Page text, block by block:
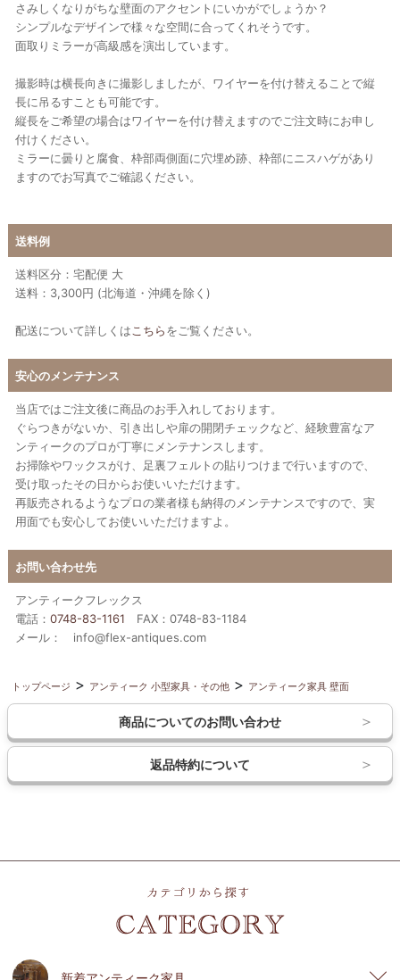
さみしくなりがちな壁面のアクセントにいかがでしょうか？
シンプルなデザインで様々な空間に合ってくれそうです。
面取りミラーが高級感を演出しています。
撮影時は横長向きに撮影しましたが、ワイヤーを付け替えることで縦
長に吊るすことも可能です。
縦長をご希望の場合はワイヤーを付け替えますのでご注文時にお申し
付けください。
ミラーに曇りと腐食、枠部両側面に穴埋め跡、枠部にニスハゲがあり
ますのでお写真でご確認ください。
送料例
送料区分：宅配便 大
送料：3,300円 (北海道・沖縄を除く)
配送について詳しくは こちらをご覧ください。
安心のメンテナンス
当店ではご注文後に商品のお手入れしております。
ぐらつきがないか、引き出しや扉の開閉チェックなど、経験豊富なア
ンティークのプロが丁寧にメンテナンスします。
お掃除やワックスがけ、足裏フェルトの貼りつけまで行いますので、
受け取ったその日からお使いいただけます。
再販売されるようなプロの業者様も納得のメンテナンスですので、実
用面でも安心してお使いいただけますよ。
お問い合わせ先
アンティークフレックス
電話： 0748-83-1161 FAX：0748-83-1184
メール： info@flex-antiques.com
トップページ アンティーク 小型家具・その他 アンティーク家具 壁面
商品についてのお問い合わせ
返品特約について